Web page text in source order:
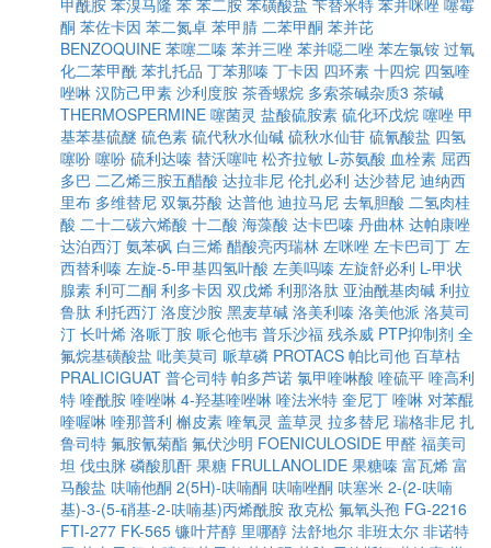
甲酰胺 苯溴马隆 苯 苯二胺 苯磺酸盐 苄替米特 苯并咪唑 噻霉
酮 苯佐卡因 苯二氮卓 苯甲腈 二苯甲酮 苯并芘
BENZOQUINE 苯噻二嗪 苯并三唑 苯并噁二唑 苯左氯铵 过氧
化二苯甲酰 苯扎托品 丁苯那嗪 丁卡因 四环素 十四烷 四氢喹
唑啉 汉防己甲素 沙利度胺 茶香螺烷 多索茶碱杂质3 茶碱
THERMOSPERMINE 噻菌灵 盐酸硫胺素 硫化环戊烷 噻唑 甲
基苯基硫醚 硫色素 硫代秋水仙碱 硫秋水仙苷 硫氰酸盐 四氢
噻吩 噻吩 硫利达嗪 替沃噻吨 松齐拉敏 L-苏氨酸 血栓素 屈西
多巴 二乙烯三胺五醋酸 达拉非尼 伦扎必利 达沙替尼 迪纳西
里布 多维替尼 双氯芬酸 达普他 迪拉马尼 去氧胆酸 二氢肉桂
酸 二十二碳六烯酸 十二酸 海藻酸 达卡巴嗪 丹曲林 达帕康唑
达泊西汀 氨苯砜 白三烯 醋酸亮丙瑞林 左咪唑 左卡巴司丁 左
西替利嗪 左旋-5-甲基四氢叶酸 左美吗嗪 左旋舒必利 L-甲状
腺素 利可二酮 利多卡因 双戊烯 利那洛肽 亚油酰基肉碱 利拉
鲁肽 利托西汀 洛度沙胺 黑麦草碱 洛美利嗪 洛美他派 洛莫司
汀 长叶烯 洛哌丁胺 哌仑他韦 普乐沙福 残杀威 PTP抑制剂 全
氟烷基磺酸盐 吡美莫司 哌草磷 PROTACS 帕比司他 百草枯
PRALICIGUAT 普仑司特 帕多芦诺 氯甲喹啉酸 喹硫平 喹高利
特 喹酰胺 喹唑啉 4-羟基喹唑啉 喹法米特 奎尼丁 喹啉 对苯醌
喹喔啉 喹那普利 槲皮素 喹氧灵 盖草灵 拉多替尼 瑞格非尼 扎
鲁司特 氟胺氰菊酯 氟伏沙明 FOENICULOSIDE 甲醛 福美司
坦 伐虫脒 磷酸肌酐 果糖 FRULLANOLIDE 果糖嗪 富瓦烯 富
马酸盐 呋喃他酮 2(5H)-呋喃酮 呋喃唑酮 呋塞米 2-(2-呋喃
基)-3-(5-硝基-2-呋喃基)丙烯酰胺 敌克松 氟氧头孢 FG-2216
FTI-277 FK-565 镰叶芹醇 里哪醇 法舒地尔 非班太尔 非诺特